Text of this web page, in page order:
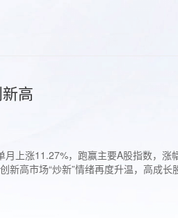
高
上涨11.27%，跑赢主要A股指数，
新高市场“炒新”情绪再度升温，高成